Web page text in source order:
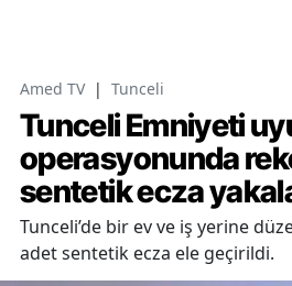
Amed TV | Tunceli
Tunceli Emniyeti
operasyonunda
sentetik ecza
Tunceli’de bir ev ve iş yerine
adet sentetik ecza ele geçirildi.